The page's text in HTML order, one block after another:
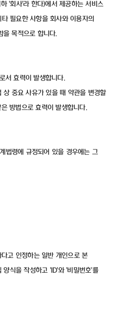
'회사'라 한다)에서 제공하는 서비스
필요한 사항을 회사와 이용자의
을 목적으로 합니다.
서 효력이 발생합니다.
상 중요 사유가 있을 때 약관을 변경할
방법으로 효력이 발생합니다.
법령에 규정되어 있을 경우에는 그
고 인정하는 일반 개인으로 본
양식을 작성하고 'ID'와 '비밀번호'를